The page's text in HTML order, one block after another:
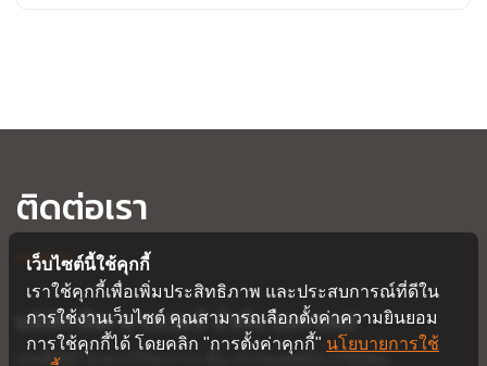
ติดต่อเรา
บริษัท ซีเค พาวเวอร์ จำกัด (มหาชน)
เลขที่ 587 อาคารวิริยะถาวร ชั้น 19 ถนนสุทธิสารวินิจฉัย
เว็บไซต์นี้ใช้คุกกี้
เราใช้คุกกี้เพื่อเพิ่มประสิทธิภาพ และประสบการณ์ที่ดีใน
การใช้งานเว็บไซต์ คุณสามารถเลือกตั้งค่าความยินยอม
การใช้คุกกี้ได้ โดยคลิก "การตั้งค่าคุกกี้" นโยบายการใช้